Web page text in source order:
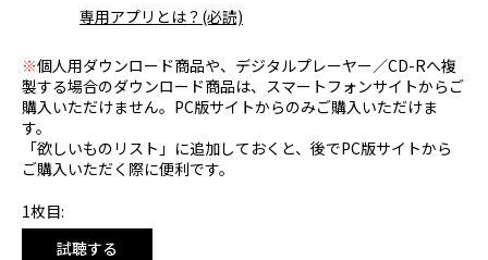
専用アプリとは？(必読)
※個人用ダウンロード商品や、デジタルプレーヤー／CD-Rへ複
製する場合のダウンロード商品は、スマートフォンサイトからご
購入いただけません。PC版サイトからのみご購入いただけま
す。
「欲しいものリスト」に追加しておくと、後でPC版サイトから
ご購入いただく際に便利です。
1枚目:
試聴する